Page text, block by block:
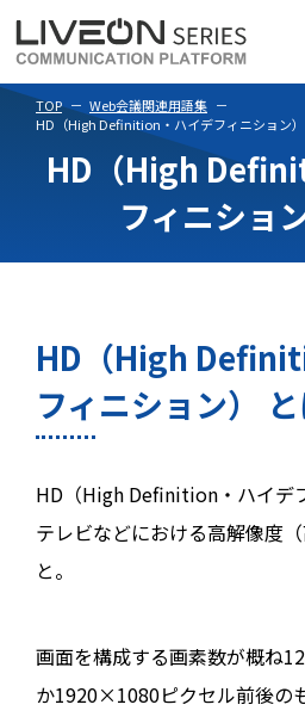
TOP
Web会議関連用語集
HD（High Definition・ハイデフィニション
HD（High
フィニショ
HD（High
フィニション）
HD（High Definition・ハイデ
テレビなどにおける高解像度
と。
画面を構成する画素数が概ね
か1920×1080ピクセル前後の